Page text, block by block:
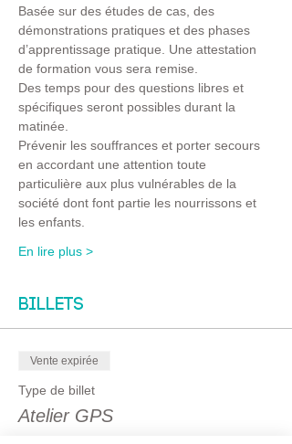
Basée sur des études de cas, des
démonstrations pratiques et des phases
d’apprentissage pratique. Une attestation
de formation vous sera remise.
Des temps pour des questions libres et
spécifiques seront possibles durant la
matinée.
Prévenir les souffrances et porter secours
en accordant une attention toute
particulière aux plus vulnérables de la
société dont font partie les nourrissons et
les enfants.
En lire plus >
Billets
Vente expirée
Type de billet
Atelier GPS